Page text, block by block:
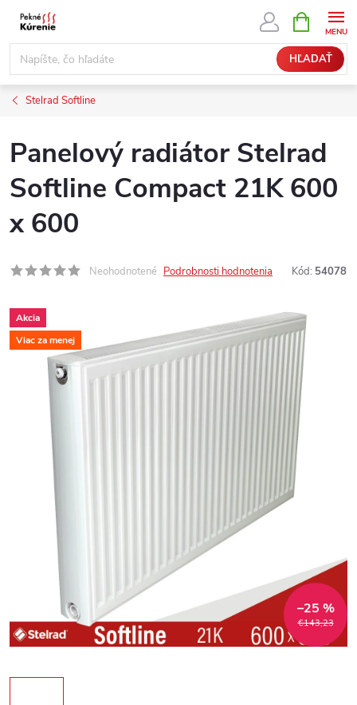
Prejsť
obsah
HĽADAŤ
KOŠÍK
Stelrad Softline
Panelový radiátor Stelrad
Softline Compact 21K 600
x 600
Neohodnotené Podrobnosti hodnotenia Kód: 54078
Akcia
Viac za menej
€143,23
–25 %